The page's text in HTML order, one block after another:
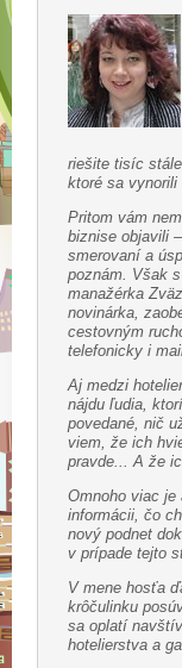
riešite tisíc
ktoré sa vynorili
Pritom vám
biznise objavili
smerovaní a
poznám. Však
manažérka
novinárka,
cestovným
telefonicky i
Aj medzi
nájdu ľudia,
povedané, nič
viem, že ich
pravde... A že
Omnoho viac
informácii, čo
nový podnet
v prípade tejto
V mene hosťa
krôčulinku
sa oplatí
hotelierstva a